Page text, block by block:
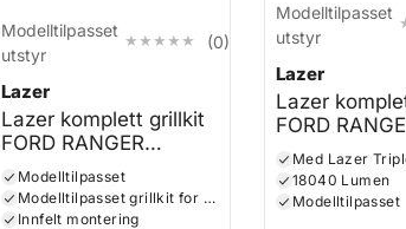
Modelltilpasset
utstyr
★★★★★
★★★★★ (0)
Lazer
Lazer komplett grillkit
FORD RANGER
PLATINUM 2023+
Modelltilpasset
Modelltilpasset grillkit for en innfelt og skjult montering
Innfelt montering
Modelltilpasset
utstyr
Lazer
Lazer
FORD
RAPTOR
Med Lazer
18040 Lumen
Modelltilpasset